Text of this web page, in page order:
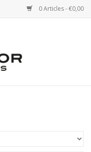
0 Articles - €0,00